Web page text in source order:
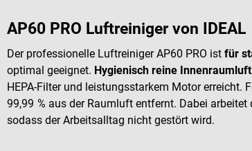
AP60 PRO Luftreiniger von IDEAL
Der professionelle Luftreiniger AP60 PRO ist für
optimal geeignet. Hygienisch reine Innenraumluft
HEPA-Filter und leistungsstarkem Motor erreicht.
99,99 % aus der Raumluft entfernt. Dabei
sodass der Arbeitsalltag nicht gestört wird.